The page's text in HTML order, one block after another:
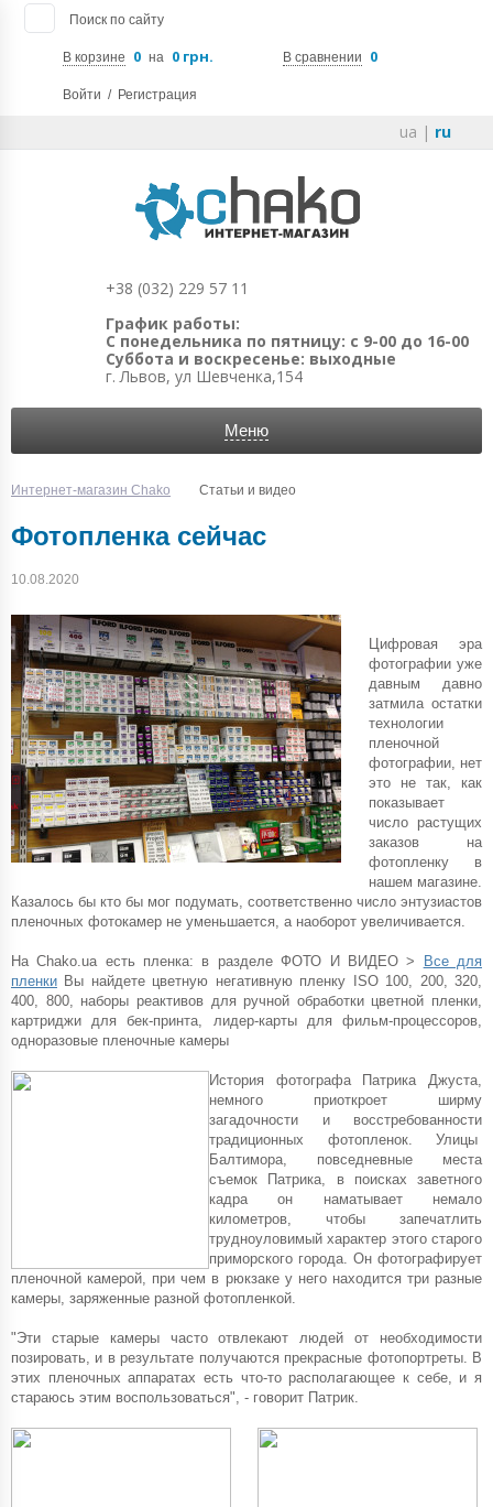
Поиск по сайту
В корзине 0 на 0 грн. В сравнении 0
Войти / Регистрация
ua | ru
+38 (032) 229 57 11
График работы:
С понедельника по пятницу: с 9-00 до 16-00
Суббота и воскресенье: выходные
г. Львов, ул Шевченка,154
Меню
Интернет-магазин Chako Статьи и видео
Фотопленка сейчас
10.08.2020
Цифровая эра
фотографии уже
давным давно
затмила остатки
технологии
пленочной
фотографии, нет
это не так, как
показывает
число растущих
заказов на
фотопленку в
нашем магазине.
Казалось бы кто бы мог подумать, соответственно число энтузиастов
пленочных фотокамер не уменьшается, а наоборот увеличивается.
На Chako.ua есть пленка: в разделе ФОТО И ВИДЕО >
Все для
пленки Вы найдете цветную негативную пленку ISO 100, 200, 320,
400, 800, наборы реактивов для ручной обработки цветной пленки,
картриджи для бек-принта, лидер-карты для фильм-процессоров,
одноразовые пленочные камеры
История фотографа Патрика Джуста,
немного приоткроет ширму
загадочности и восстребованности
традиционных фотопленок. Улицы
Балтимора, повседневные места
съемок Патрика, в поисках заветного
кадра он наматывает немало
километров, чтобы запечатлить
трудноуловимый характер этого старого
приморского города. Он фотографирует
пленочной камерой, при чем в рюкзаке у него находится три разные
камеры, заряженные разной фотопленкой.
"Эти старые камеры часто отвлекают людей от необходимости
позировать, и в результате получаются прекрасные фотопортреты. В
этих пленочных аппаратах есть что-то располагающее к себе, и я
стараюсь этим воспользоваться", - говорит Патрик.